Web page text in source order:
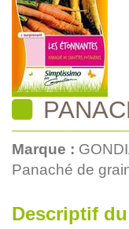
Marque :
Panaché de
Descriptif